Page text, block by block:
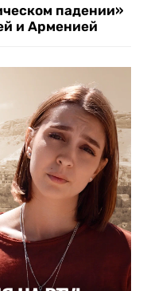
падении»
и Арменией